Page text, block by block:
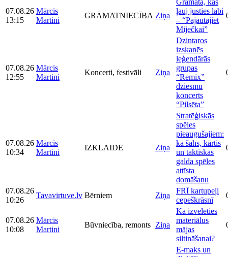
07.08.26
13:15
Mārcis
Martini
GRĀMATNIECĪBA Ziņa
ļauj justies labi
– “Pajautājiet
Miječkai”
07.08.26
12:55
Mārcis
Martini
Koncerti, festivāli Ziņa
Dzintaros
izskanēs
leģendārās
grupas
“Remix”
dziesmu
koncerts
“Pilsēta”
07.08.26
10:34
Mārcis
Martini
IZKLAIDE Ziņa
Stratēģiskās
spēles
pieaugušajiem:
kā šahs, kārtis
un taktiskās
galda spēles
attīsta
domāšanu
07.08.26
10:26
Tavavirtuve.lv Bērniem Ziņa
FRĪ kartupeļi
cepeškrāsnī
07.08.26
10:08
Mārcis
Martini
Būvniecība, remonts Ziņa
Kā izvēlēties
materiālus
mājas
siltināšanai?
E-maks un